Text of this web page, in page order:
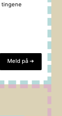
tingene
Meld på ➔